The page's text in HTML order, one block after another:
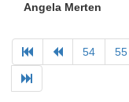
Angela Merten
54 55